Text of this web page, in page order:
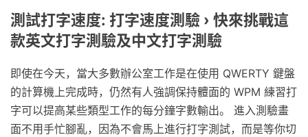
測試打字速度: 打字速度測驗 › 快來挑戰這
款英文打字測驗及中文打字測驗
即使在今天，當大多數辦公室工作是在使用 QWERTY 鍵盤
的計算機上完成時，仍然有人強調保持體面的 WPM 練習打
字可以提高某些類型工作的每分鐘字數輸出。 進入測驗畫
面不用手忙腳亂，因為不會馬上進行打字測試，而是等你切